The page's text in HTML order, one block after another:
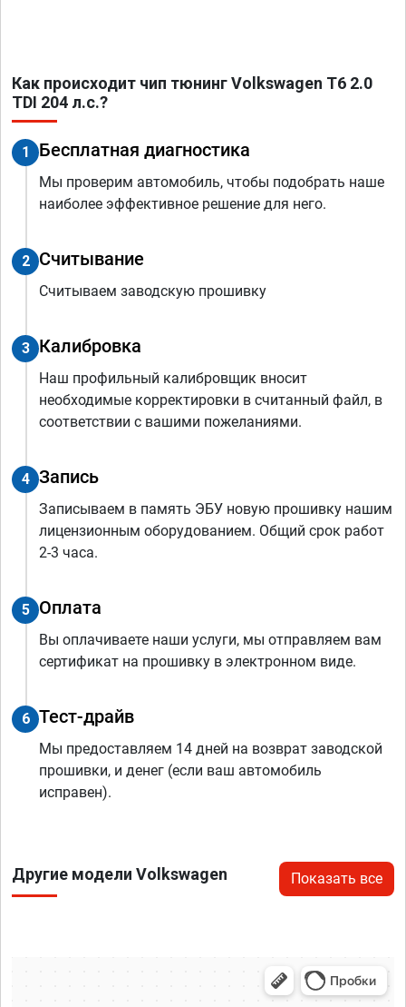
Как происходит чип тюнинг Volkswagen T6 2.0
TDI 204 л.с.?
1 Бесплатная диагностика
Мы проверим автомобиль, чтобы подобрать наше
наиболее эффективное решение для него.
2 Считывание
Считываем заводскую прошивку
3 Калибровка
Наш профильный калибровщик вносит
необходимые корректировки в считанный файл, в
соответствии с вашими пожеланиями.
4 Запись
Записываем в память ЭБУ новую прошивку нашим
лицензионным оборудованием. Общий срок работ
2-3 часа.
5 Оплата
Вы оплачиваете наши услуги, мы отправляем вам
сертификат на прошивку в электронном виде.
6 Тест-драйв
Мы предоставляем 14 дней на возврат заводской
прошивки, и денег (если ваш автомобиль
исправен).
Другие модели Volkswagen Показать все